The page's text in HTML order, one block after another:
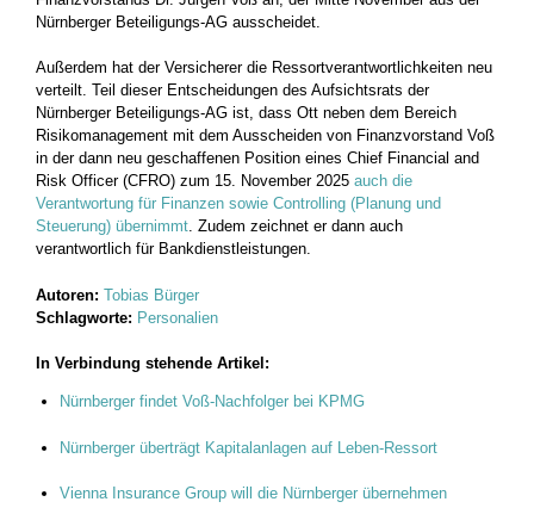
Nürnberger Beteiligungs-AG ausscheidet.
Außerdem hat der Versicherer die Ressortverantwortlichkeiten neu
verteilt. Teil dieser Entscheidungen des Aufsichtsrats der
Nürnberger Beteiligungs-AG ist, dass Ott neben dem Bereich
Risikomanagement mit dem Ausscheiden von Finanzvorstand Voß
in der dann neu geschaffenen Position eines Chief Financial and
Risk Officer (CFRO) zum 15. November 2025 auch die
Verantwortung für Finanzen sowie Controlling (Planung und
Steuerung) übernimmt. Zudem zeichnet er dann auch
verantwortlich für Bankdienstleistungen.
Autoren: Tobias Bürger
Schlagworte: Personalien
In Verbindung stehende Artikel:
Nürnberger findet Voß-Nachfolger bei KPMG
Nürnberger überträgt Kapitalanlagen auf Leben-Ressort
Vienna Insurance Group will die Nürnberger übernehmen